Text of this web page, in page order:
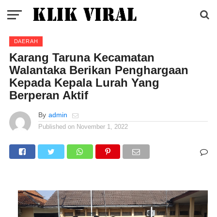
DAERAH
Karang Taruna Kecamatan
Walantaka Berikan Penghargaan
Kepada Kepala Lurah Yang
Berperan Aktif
By admin
Published on November 1, 2022